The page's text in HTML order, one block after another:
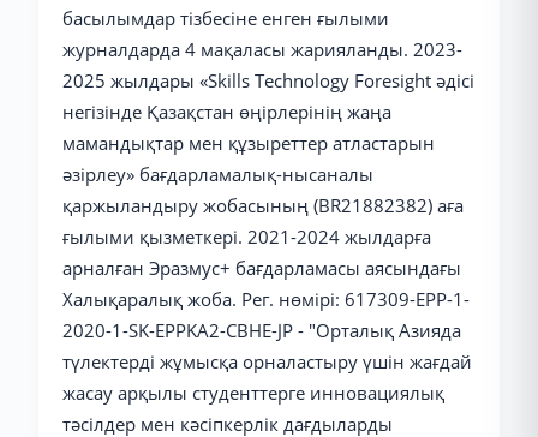
басылымдар тізбесіне енген ғылыми
журналдарда 4 мақаласы жарияланды. 2023-
2025 жылдары «Skills Technology Foresight әдісі
негізінде Қазақстан өңірлерінің жаңа
мамандықтар мен құзыреттер атластарын
әзірлеу» бағдарламалық-нысаналы
қаржыландыру жобасының (BR21882382) аға
ғылыми қызметкері. 2021-2024 жылдарға
арналған Эразмус+ бағдарламасы аясындағы
Халықаралық жоба. Рег. нөмірі: 617309-EPP-1-
2020-1-SK-EPPKA2-CBHE-JP - "Орталық Азияда
түлектерді жұмысқа орналастыру үшін жағдай
жасау арқылы студенттерге инновациялық
тәсілдер мен кәсіпкерлік дағдыларды